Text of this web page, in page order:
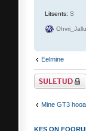
Litsents: S
Ohvri_Jallu
Eelmine
Suletud teema
Mine GT3
KES ON